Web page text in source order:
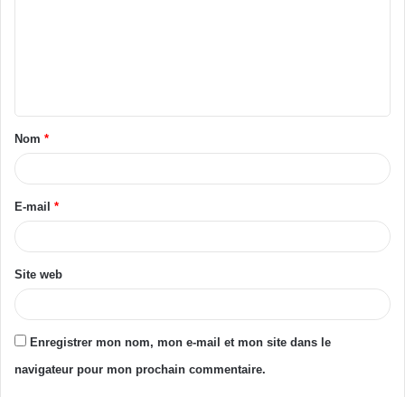
Nom *
E-mail *
Site web
Enregistrer mon nom, mon e-mail et mon site dans le
navigateur pour mon prochain commentaire.